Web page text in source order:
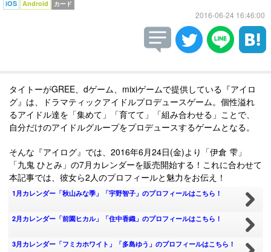
iOS Android カード
2016-06-24 16:46:00
タイトーがGREE、dゲーム、mixiゲームで提供している『アイロ
グ』は、ドラマティックアイドルプロデュースゲーム。個性溢れ
るアイドル達を「集めて」「育てて」「組み合わせる」ことで、
自分だけのアイドルグループをプロデュースするゲームとなる。
そんな『アイログ』では、2016年6月24日(金)より「伊倉 雫」
「九鬼 ひとみ」の7月カレンダーを販売開始する！これに合わせて
本記事では、彼女ら2人のプロフィールと魅力をお伝え！
1月カレンダー「秋山みな季」「宇野智子」のプロフィールはこちら！
2月カレンダー「前園ヒカル」「住中香織」のプロフィールはこちら！
3月カレンダー「フミカホワイト」「多島ゆう」のプロフィールはこちら！